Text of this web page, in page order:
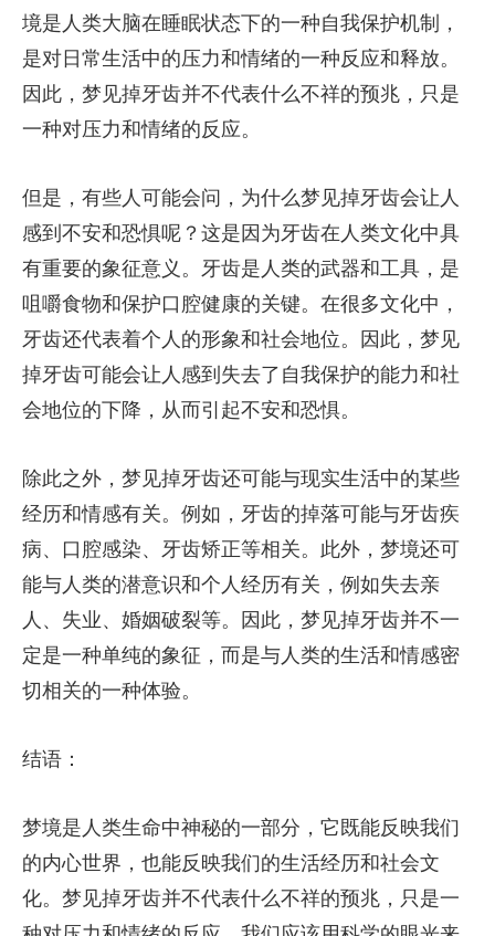
境是人类大脑在睡眠状态下的一种自我保护机制，
是对日常生活中的压力和情绪的一种反应和释放。
因此，梦见掉牙齿并不代表什么不祥的预兆，只是
一种对压力和情绪的反应。
但是，有些人可能会问，为什么梦见掉牙齿会让人
感到不安和恐惧呢？这是因为牙齿在人类文化中具
有重要的象征意义。牙齿是人类的武器和工具，是
咀嚼食物和保护口腔健康的关键。在很多文化中，
牙齿还代表着个人的形象和社会地位。因此，梦见
掉牙齿可能会让人感到失去了自我保护的能力和社
会地位的下降，从而引起不安和恐惧。
除此之外，梦见掉牙齿还可能与现实生活中的某些
经历和情感有关。例如，牙齿的掉落可能与牙齿疾
病、口腔感染、牙齿矫正等相关。此外，梦境还可
能与人类的潜意识和个人经历有关，例如失去亲
人、失业、婚姻破裂等。因此，梦见掉牙齿并不一
定是一种单纯的象征，而是与人类的生活和情感密
切相关的一种体验。
结语：
梦境是人类生命中神秘的一部分，它既能反映我们
的内心世界，也能反映我们的生活经历和社会文
化。梦见掉牙齿并不代表什么不祥的预兆，只是一